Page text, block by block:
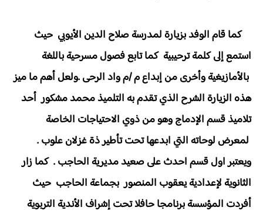
كما قام الوفد بزيارة لمدرسة صلاح الدين الأيوبي حيث
استمع إلى كلمة ترحيبية كما تابع فصول مسرحية باللغة
بالأمازيغية وأخرى من إبداع م /م واد الرحى .ولعل أهم ما ميز
هذه الزيارة الشرح الذي تقدم به التلميذ محمد مشكور أحد
تلاميذ قسم الإدماج وهو من ذوي الاحتياجات الخاصة
لمعرض لوحاته التي ابدعها تحت تأطير ذة غزلان علوب .
ويعتبر اول قسم احدث على صعيد مديرية الحاجب . كما زار
الثانوية لإعدادية يعقوب المنصور بجماعة الحاجب حيث
أفردت المؤسسة برنامجا حافلا تحت إشراف الأندية التربوية